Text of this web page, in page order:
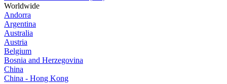
Worldwide
Andorra
Argentina
Australia
Austria
Belgium
Bosnia and Herzegovina
China
China - Hong Kong